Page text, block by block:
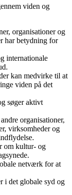
viden og
organisationer og
har betydning for
internationale
kan medvirke til at
viden på det
søger aktivt
organisationer,
virksomheder og
om kultur- og
netværk for at
i det globale syd og